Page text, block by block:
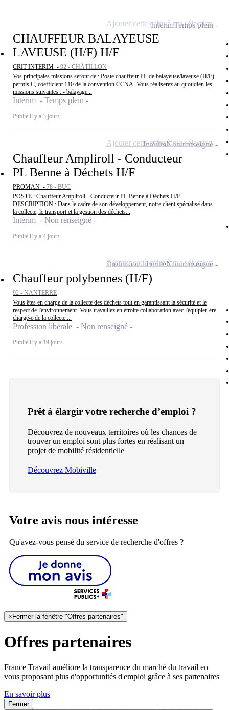
CHAUFFEUR BALAYEUSE
LAVEUSE (H/F) H/F
CRIT INTERIM - 92 - CHÂTILLON
Vos principales missions seront de : Poste chauffeur PL de balayeuse/laveuse (H/F)
permis C, coefficient 110 de la convention CCNA. Vous réaliserez au quotidien les
missions suivantes : - balayage...
Intérim - Temps plein
Publié il y a 3 jours
IntérimTemps plein
Ajouter cette offre à ma sélection
Chauffeur Ampliroll - Conducteur
PL Benne à Déchets H/F
PROMAN - 78 - BUC
POSTE : Chauffeur Ampliroll - Conducteur PL Benne à Déchets H/F
DESCRIPTION : Dans le cadre de son développement, notre client spécialisé dans
la collecte, le transport et la gestion des déchets...
Intérim - Non renseigné
Publié il y a 4 jours
IntérimNon renseigné
Ajouter cette offre à ma sélection
Chauffeur polybennes (H/F)
92 - NANTERRE
Vous êtes en charge de la collecte des déchets tout en garantissant la sécurité et le
respect de l'environnement. Vous travaillez en étroite collaboration avec l'équipier-ère
chargé-e de la collecte....
Profession libérale - Non renseigné
Publié il y a 19 jours
Profession libéraleNon renseigné
Ajouter cette offre à ma sélection
Prêt à élargir votre recherche d’emploi ?
Découvrez de nouveaux territoires où les chances de
trouver un emploi sont plus fortes en réalisant un
projet de mobilité résidentielle
Découvrez Mobiville
Votre avis nous intéresse
Qu'avez-vous pensé du service de recherche d'offres ?
× Fermer la fenêtre "Offres partenaires"
Offres partenaires
France Travail améliore la transparence du marché du travail en
vous proposant plus d'opportunités d'emploi grâce à ses partenaires
En savoir plus
Fermer